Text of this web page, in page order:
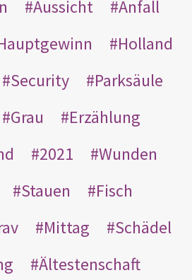
Aussicht
Anfall
Holland
Security
Parksäule
Grau
Erzählung
2021
Wunden
Stauen
Fisch
Mittag
Schädel
Ältestenschaft